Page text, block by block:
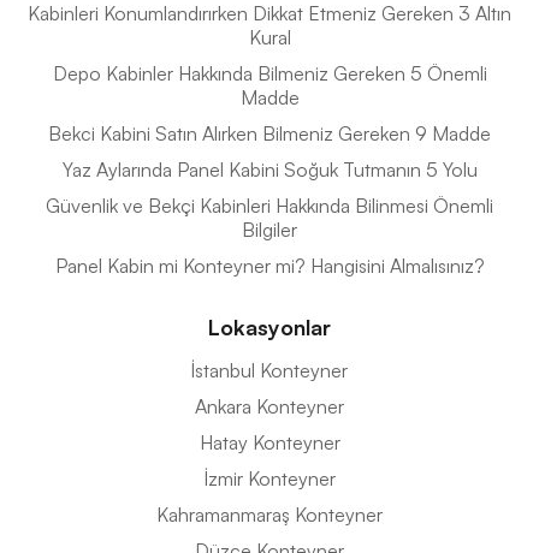
Kabinleri Konumlandırırken Dikkat Etmeniz Gereken 3 Altın
Kural
Depo Kabinler Hakkında Bilmeniz Gereken 5 Önemli
Madde
Bekci Kabini Satın Alırken Bilmeniz Gereken 9 Madde
Yaz Aylarında Panel Kabini Soğuk Tutmanın 5 Yolu
Güvenlik ve Bekçi Kabinleri Hakkında Bilinmesi Önemli
Bilgiler
Panel Kabin mi Konteyner mi? Hangisini Almalısınız?
Lokasyonlar
İstanbul Konteyner
Ankara Konteyner
Hatay Konteyner
İzmir Konteyner
Kahramanmaraş Konteyner